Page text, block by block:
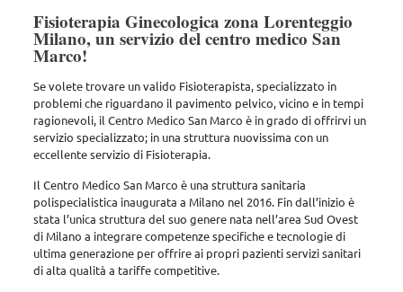
Fisioterapia Ginecologica zona Lorenteggio
Milano, un servizio del centro medico San
Marco!
Se volete trovare un valido Fisioterapista, specializzato in
problemi che riguardano il pavimento pelvico, vicino e in tempi
ragionevoli, il Centro Medico San Marco è in grado di offrirvi un
servizio specializzato; in una struttura nuovissima con un
eccellente servizio di Fisioterapia.
Il Centro Medico San Marco è una struttura sanitaria
polispecialistica inaugurata a Milano nel 2016. Fin dall’inizio è
stata l’unica struttura del suo genere nata nell’area Sud Ovest
di Milano a integrare competenze specifiche e tecnologie di
ultima generazione per offrire ai propri pazienti servizi sanitari
di alta qualità a tariffe competitive.